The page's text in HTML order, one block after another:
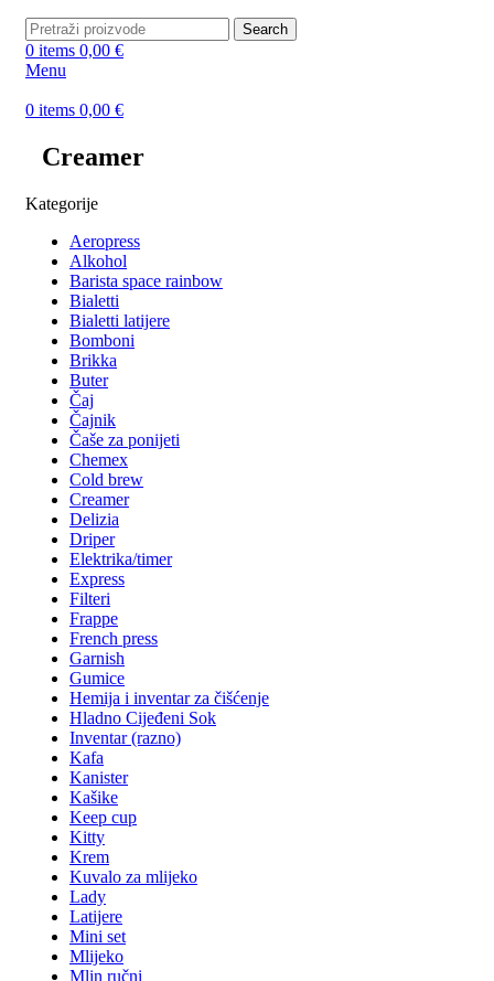
Search
0 items 0,00 €
Menu
0 items 0,00 €
Creamer
Kategorije
Aeropress
Alkohol
Barista space rainbow
Bialetti
Bialetti latijere
Bomboni
Brikka
Buter
Čaj
Čajnik
Čaše za ponijeti
Chemex
Cold brew
Creamer
Delizia
Driper
Elektrika/timer
Express
Filteri
Frappe
French press
Garnish
Gumice
Hemija i inventar za čišćenje
Hladno Cijeđeni Sok
Inventar (razno)
Kafa
Kanister
Kašike
Keep cup
Kitty
Krem
Kuvalo za mlijeko
Lady
Latijere
Mini set
Mlijeko
Mlin ručni